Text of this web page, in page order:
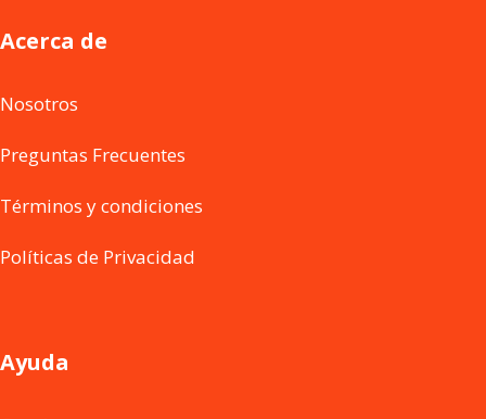
Acerca de
Nosotros
Preguntas Frecuentes
Términos y condiciones
Políticas de Privacidad
Ayuda